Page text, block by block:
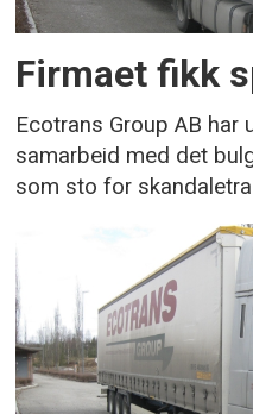
Firmaet fikk
Ecotrans Group AB
samarbeid med det
som sto for